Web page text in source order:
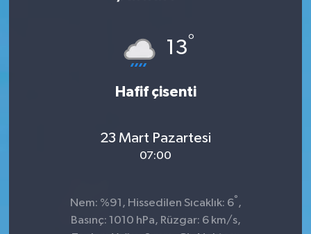
13°
Hafif çisenti
23 Mart Pazartesi
07:00
Nem: %91, Hissedilen Sıcaklık: 6° ,
Basınç: 1010 hPa, Rüzgar: 6 km/s,